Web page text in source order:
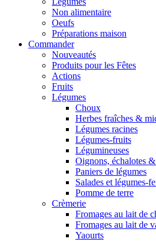
Non alimentaire
Oeufs
Préparations maison
Commander
Nouveautés
Produits pour les Fêtes
Actions
Fruits
Légumes
Choux
Herbes fraîches &
Légumes racines
Légumes-fruits
Légumineuses
Oignons, échalotes
Paniers de légumes
Salades et légumes-
Pomme de terre
Crèmerie
Fromages au lait de
Fromages au lait de
Yaourts